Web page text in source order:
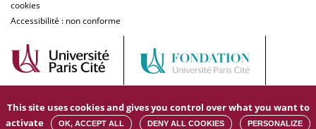
cookies
Accessibilité : non conforme
This site uses cookies and gives you control over what you want to
activate
OK, ACCEPT ALL DENY ALL COOKIES PERSONALIZE